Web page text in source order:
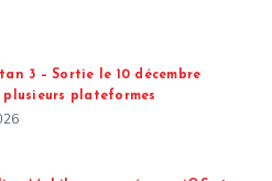
3 – Sortie le 10 décembre
plateformes